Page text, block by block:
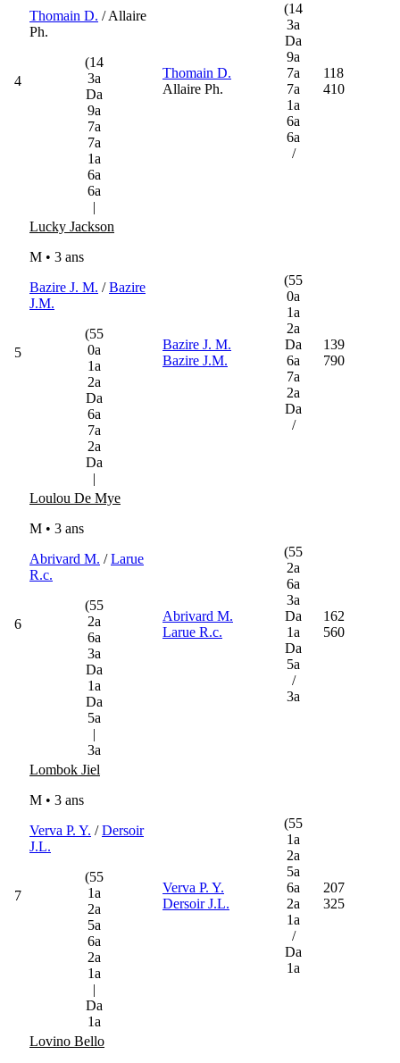
4
Thomain D. / Allaire
Ph.
(14
3a
Da
9a
7a
7a
1a
6a
6a
|
Thomain D.
Allaire Ph.
(14
3a
Da
9a
7a
7a
1a
6a
6a
/
118
410
5
Lucky Jackson
M • 3 ans
Bazire J. M. /Bazire
J.M.
(55
0a
1a
2a
Da
6a
7a
2a
Da
|
Bazire J. M.
Bazire J.M.
(55
0a
1a
2a
Da
6a
7a
2a
Da
/
139
790
6
Loulou De Mye
M • 3 ans
Abrivard M. /Larue
R.c.
(55
2a
6a
3a
Da
1a
Da
5a
|
3a
Abrivard M.
Larue R.c.
(55
2a
6a
3a
Da
1a
Da
5a
/
3a
162
560
7
Lombok Jiel
M • 3 ans
Verva P. Y. /Dersoir
J.L.
(55
1a
2a
5a
6a
2a
1a
|
Da
1a
Verva P. Y.
Dersoir J.L.
(55
1a
2a
5a
6a
2a
1a
/
Da
1a
207
325
Lovino Bello